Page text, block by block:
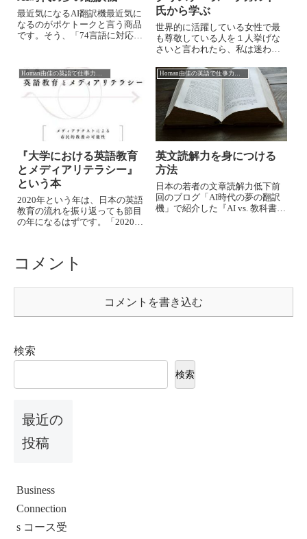
最近気になるAI翻訳機最近気に
なるのがポケトークと言う商品
です。そう、「74言語に対応、
チフレーズでお馴染みの小型の
AI翻訳機です。ボタンを押して
話しかけるだけで選択した別言
氏から学ぶ
世界的に活躍している女性で最
も尊敬している人を１人挙げな
さいと言われたら、私は迷わず
事クリスチーヌ・ラガルド
Christine Lagarde氏を挙げる。実
は、この記事に掲載された実際
のインタビューの直前、私は生
の（？）ラガルド氏と対談し、
この「強いしなやかさ」を直に
体感したのだ！今でも、この夢
のようなひとときを思い出すと
感動がよみがえり胸が熱くな
る。
Homan由佳の英語で仕事力アップ
『大学における英語教育
とメディアリテラシー』
という本
2020年という年は、日本の英語
教育の流れを振り返っても節目
の年になるはずです。「2020年
も？）に行われているのも、改
革を牽引している文科省が多く
る東京オリ...
Homan由佳の英語で仕事力アップ
英文読解力を身につける
方法
日本の若者の文章読解力低下前
回のブログ「AI時代の夢の翻訳
機」で紹介した『AI vs. 教科書が
コメント
コメントを書き込む
検索
検索
最近の
投稿
Business
Connection
s コース受